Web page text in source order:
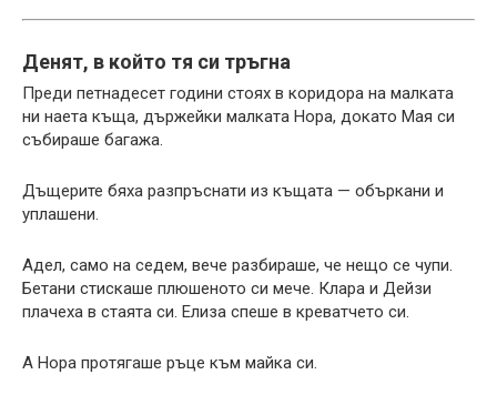
Денят, в който тя си тръгна
Преди петнадесет години стоях в коридора на малката
ни наета къща, държейки малката Нора, докато Мая си
събираше багажа.
Дъщерите бяха разпръснати из къщата — объркани и
уплашени.
Адел, само на седем, вече разбираше, че нещо се чупи.
Бетани стискаше плюшеното си мече. Клара и Дейзи
плачеха в стаята си. Елиза спеше в креватчето си.
А Нора протягаше ръце към майка си.